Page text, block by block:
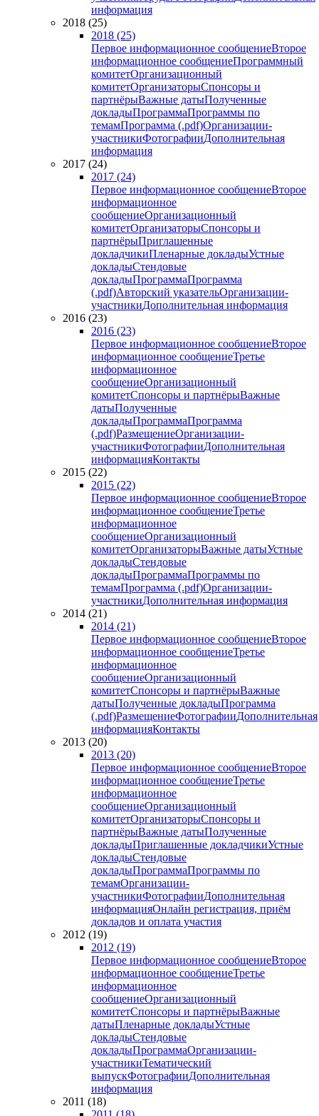
информация
2018 (25)
2018 (25)
Первое информационное сообщениеВторое
информационное сообщениеПрограммный
комитетОрганизационный
комитетОрганизаторыСпонсоры и
партнёрыВажные датыПолученные
докладыПрограммаПрограммы по
темамПрограмма (.pdf)Организации-
участникиФотографииДополнительная
информация
2017 (24)
2017 (24)
Первое информационное сообщениеВторое
информационное
сообщениеОрганизационный
комитетОрганизаторыСпонсоры и
партнёрыПриглашенные
докладчикиПленарные докладыУстные
докладыСтендовые
докладыПрограммаПрограмма
(.pdf)Авторский указательОрганизации-
участникиДополнительная информация
2016 (23)
2016 (23)
Первое информационное сообщениеВторое
информационное сообщениеТретье
информационное
сообщениеОрганизационный
комитетСпонсоры и партнёрыВажные
датыПолученные
докладыПрограммаПрограмма
(.pdf)РазмещениеОрганизации-
участникиФотографииДополнительная
информацияКонтакты
2015 (22)
2015 (22)
Первое информационное сообщениеВторое
информационное сообщениеТретье
информационное
сообщениеОрганизационный
комитетОрганизаторыВажные датыУстные
докладыСтендовые
докладыПрограммаПрограммы по
темамПрограмма (.pdf)Организации-
участникиДополнительная информация
2014 (21)
2014 (21)
Первое информационное сообщениеВторое
информационное сообщениеТретье
информационное
сообщениеОрганизационный
комитетСпонсоры и партнёрыВажные
датыПолученные докладыПрограмма
(.pdf)РазмещениеФотографииДополнительная
информацияКонтакты
2013 (20)
2013 (20)
Первое информационное сообщениеВторое
информационное сообщениеТретье
информационное
сообщениеОрганизационный
комитетОрганизаторыСпонсоры и
партнёрыВажные датыПолученные
докладыПриглашенные докладчикиУстные
докладыСтендовые
докладыПрограммаПрограммы по
темамОрганизации-
участникиФотографииДополнительная
информацияОнлайн регистрация, приём
докладов и оплата участия
2012 (19)
2012 (19)
Первое информационное сообщениеВторое
информационное сообщениеТретье
информационное
сообщениеОрганизационный
комитетСпонсоры и партнёрыВажные
датыПленарные докладыУстные
докладыСтендовые
докладыПрограммаОрганизации-
участникиТематический
выпускФотографииДополнительная
информация
2011 (18)